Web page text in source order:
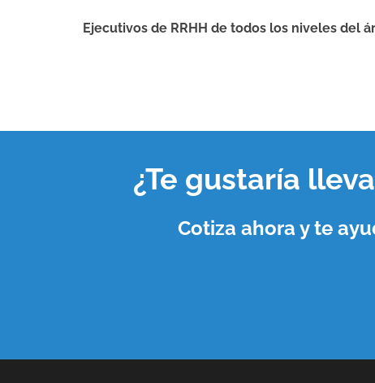
Ejecutivos de RRHH de todos los niveles del
¿Te gustaría
Cotiza ahora y te